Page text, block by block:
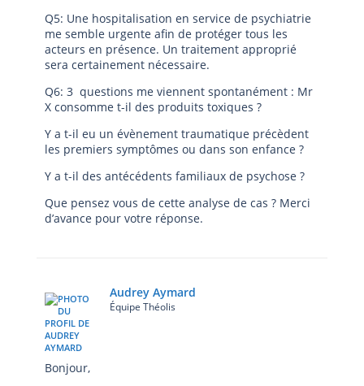
Q5: Une hospitalisation en service de psychiatrie
me semble urgente afin de protéger tous les
acteurs en présence. Un traitement approprié
sera certainement nécessaire.
Q6: 3 questions me viennent spontanément : Mr
X consomme t-il des produits toxiques ?
Y a t-il eu un évènement traumatique précèdent
les premiers symptômes ou dans son enfance ?
Y a t-il des antécédents familiaux de psychose ?
Que pensez vous de cette analyse de cas ? Merci
d’avance pour votre réponse.
Audrey Aymard
Équipe Théolis
Bonjour,